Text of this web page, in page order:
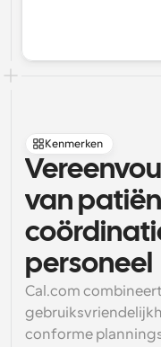
Kenmerken
van
personeel
Cal.com
conforme